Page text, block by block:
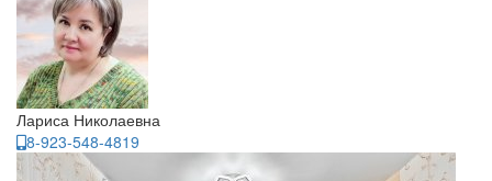
Лариса Николаевна
8-923-548-4819